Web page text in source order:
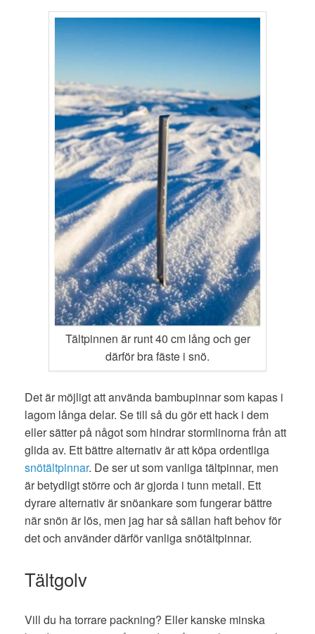
Tältpinnen är runt 40 cm lång och ger
därför bra fäste i snö.
Det är möjligt att använda bambupinnar som kapas i
lagom långa delar. Se till så du gör ett hack i dem
eller sätter på något som hindrar stormlinorna från att
glida av. Ett bättre alternativ är att köpa ordentliga
snötältpinnar. De ser ut som vanliga tältpinnar, men
är betydligt större och är gjorda i tunn metall. Ett
dyrare alternativ är snöankare som fungerar bättre
när snön är lös, men jag har så sällan haft behov för
det och använder därför vanliga snötältpinnar.
Tältgolv
Vill du ha torrare packning? Eller kanske minska